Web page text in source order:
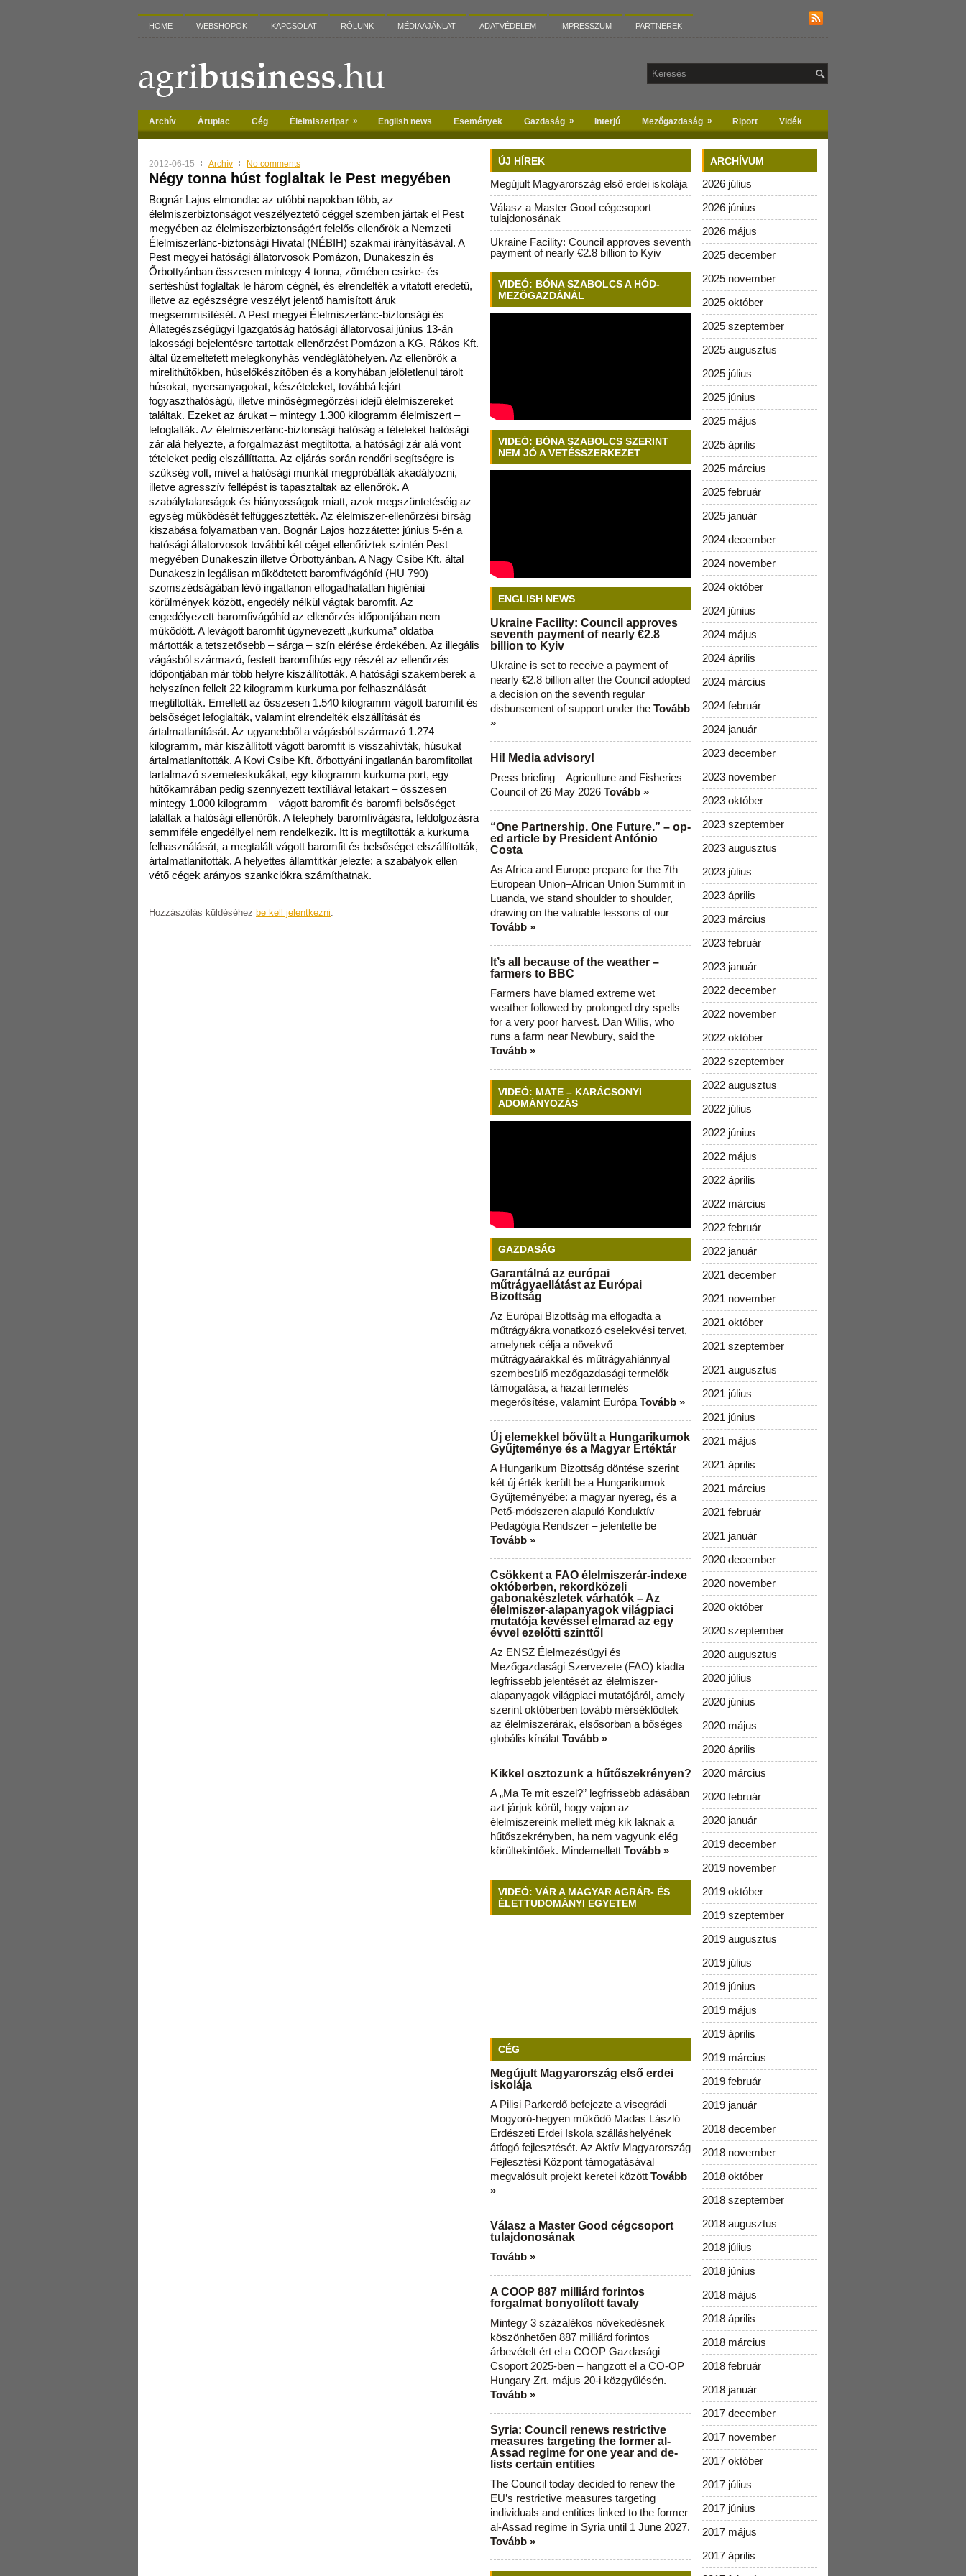
HOME WEBSHOPOK KAPCSOLAT RÓLUNK MÉDIAAJÁNLAT ADATVÉDELEM IMPRESSZUM PARTNEREK
Archív Árupiac Cég Élelmiszeripar » English news Események Gazdaság » Interjú Mezőgazdaság » Riport Vidék
2012-06-15 Archív No comments
Négy tonna húst foglaltak le Pest megyében
Bognár Lajos elmondta: az utóbbi napokban több, az
élelmiszerbiztonságot veszélyeztető céggel szemben jártak el Pest
megyében az élelmiszerbiztonságért felelős ellenőrök a Nemzeti
Élelmiszerlánc-biztonsági Hivatal (NÉBIH) szakmai irányításával. A
Pest megyei hatósági állatorvosok Pomázon, Dunakeszin és
Őrbottyánban összesen mintegy 4 tonna, zömében csirke- és
sertéshúst foglaltak le három cégnél, és elrendelték a vitatott eredetű,
illetve az egészségre veszélyt jelentő hamisított áruk
megsemmisítését. A Pest megyei Élelmiszerlánc-biztonsági és
Állategészségügyi Igazgatóság hatósági állatorvosai június 13-án
lakossági bejelentésre tartottak ellenőrzést Pomázon a KG. Rákos Kft.
által üzemeltetett melegkonyhás vendéglátóhelyen. Az ellenőrök a
mirelithűtőkben, húselőkészítőben és a konyhában jelöletlenül tárolt
húsokat, nyersanyagokat, készételeket, továbbá lejárt
fogyaszthatóságú, illetve minőségmegőrzési idejű élelmiszereket
találtak. Ezeket az árukat – mintegy 1.300 kilogramm élelmiszert –
lefoglalták. Az élelmiszerlánc-biztonsági hatóság a tételeket hatósági
zár alá helyezte, a forgalmazást megtiltotta, a hatósági zár alá vont
tételeket pedig elszállíttatta. Az eljárás során rendőri segítségre is
szükség volt, mivel a hatósági munkát megpróbálták akadályozni,
illetve agresszív fellépést is tapasztaltak az ellenőrök. A
szabálytalanságok és hiányosságok miatt, azok megszüntetéséig az
egység működését felfüggesztették. Az élelmiszer-ellenőrzési bírság
kiszabása folyamatban van. Bognár Lajos hozzátette: június 5-én a
hatósági állatorvosok további két céget ellenőriztek szintén Pest
megyében Dunakeszin illetve Őrbottyánban. A Nagy Csibe Kft. által
Dunakeszin legálisan működtetett baromfivágóhíd (HU 790)
szomszédságában lévő ingatlanon elfogadhatatlan higiéniai
körülmények között, engedély nélkül vágtak baromfit. Az
engedélyezett baromfivágóhíd az ellenőrzés időpontjában nem
működött. A levágott baromfit úgynevezett „kurkuma” oldatba
mártották a tetszetősebb – sárga – szín elérése érdekében. Az illegális
vágásból származó, festett baromfihús egy részét az ellenőrzés
időpontjában már több helyre kiszállították. A hatósági szakemberek a
helyszínen fellelt 22 kilogramm kurkuma por felhasználását
megtiltották. Emellett az összesen 1.540 kilogramm vágott baromfit és
belsőséget lefoglalták, valamint elrendelték elszállítását és
ártalmatlanítását. Az ugyanebből a vágásból származó 1.274
kilogramm, már kiszállított vágott baromfit is visszahívták, húsukat
ártalmatlanították. A Kovi Csibe Kft. őrbottyáni ingatlanán baromfitollat
tartalmazó szemeteskukákat, egy kilogramm kurkuma port, egy
hűtőkamrában pedig szennyezett textíliával letakart – összesen
mintegy 1.000 kilogramm – vágott baromfit és baromfi belsőséget
találtak a hatósági ellenőrök. A telephely baromfivágásra, feldolgozásra
semmiféle engedéllyel nem rendelkezik. Itt is megtiltották a kurkuma
felhasználását, a megtalált vágott baromfit és belsőséget elszállították,
ártalmatlanították. A helyettes államtitkár jelezte: a szabályok ellen
vétő cégek arányos szankciókra számíthatnak.
Hozzászólás küldéséhez be kell jelentkezni.
ÚJ HÍREK
Megújult Magyarország első erdei iskolája
Válasz a Master Good cégcsoport
tulajdonosának
Ukraine Facility: Council approves seventh
payment of nearly €2.8 billion to Kyiv
VIDEÓ: BÓNA SZABOLCS A HÓD-
MEZŐGAZDÁNÁL
VIDEÓ: BÓNA SZABOLCS SZERINT
NEM JÓ A VETÉSSZERKEZET
ENGLISH NEWS
Ukraine Facility: Council approves
seventh payment of nearly €2.8
billion to Kyiv
Ukraine is set to receive a payment of
nearly €2.8 billion after the Council adopted
a decision on the seventh regular
disbursement of support under the Tovább
»
Hi! Media advisory!
Press briefing – Agriculture and Fisheries
Council of 26 May 2026 Tovább »
“One Partnership. One Future.” – op-
ed article by President António
Costa
As Africa and Europe prepare for the 7th
European Union–African Union Summit in
Luanda, we stand shoulder to shoulder,
drawing on the valuable lessons of our
Tovább »
It’s all because of the weather –
farmers to BBC
Farmers have blamed extreme wet
weather followed by prolonged dry spells
for a very poor harvest. Dan Willis, who
runs a farm near Newbury, said the
Tovább »
VIDEÓ: MATE – KARÁCSONYI
ADOMÁNYOZÁS
GAZDASÁG
Garantálná az európai
műtrágyaellátást az Európai
Bizottság
Az Európai Bizottság ma elfogadta a
műtrágyákra vonatkozó cselekvési tervet,
amelynek célja a növekvő
műtrágyaárakkal és műtrágyahiánnyal
szembesülő mezőgazdasági termelők
támogatása, a hazai termelés
megerősítése, valamint Európa Tovább »
Új elemekkel bővült a Hungarikumok
Gyűjteménye és a Magyar Értéktár
A Hungarikum Bizottság döntése szerint
két új érték került be a Hungarikumok
Gyűjteményébe: a magyar nyereg, és a
Pető-módszeren alapuló Konduktív
Pedagógia Rendszer – jelentette be
Tovább »
Csökkent a FAO élelmiszerár-indexe
októberben, rekordközeli
gabonakészletek várhatók – Az
élelmiszer-alapanyagok világpiaci
mutatója kevéssel elmarad az egy
évvel ezelőtti szinttől
Az ENSZ Élelmezésügyi és
Mezőgazdasági Szervezete (FAO) kiadta
legfrissebb jelentését az élelmiszer-
alapanyagok világpiaci mutatójáról, amely
szerint októberben tovább mérséklődtek
az élelmiszerárak, elsősorban a bőséges
globális kínálat Tovább »
Kikkel osztozunk a hűtőszekrényen?
A „Ma Te mit eszel?” legfrissebb adásában
azt járjuk körül, hogy vajon az
élelmiszereink mellett még kik laknak a
hűtőszekrényben, ha nem vagyunk elég
körültekintőek. Mindemellett Tovább »
VIDEÓ: VÁR A MAGYAR AGRÁR- ÉS
ÉLETTUDOMÁNYI EGYETEM
CÉG
Megújult Magyarország első erdei
iskolája
A Pilisi Parkerdő befejezte a visegrádi
Mogyoró-hegyen működő Madas László
Erdészeti Erdei Iskola szálláshelyének
átfogó fejlesztését. Az Aktív Magyarország
Fejlesztési Központ támogatásával
megvalósult projekt keretei között Tovább
»
Válasz a Master Good cégcsoport
tulajdonosának
Tovább »
A COOP 887 milliárd forintos
forgalmat bonyolított tavaly
Mintegy 3 százalékos növekedésnek
köszönhetően 887 milliárd forintos
árbevételt ért el a COOP Gazdasági
Csoport 2025-ben – hangzott el a CO-OP
Hungary Zrt. május 20-i közgyűlésén.
Tovább »
Syria: Council renews restrictive
measures targeting the former al-
Assad regime for one year and de-
lists certain entities
The Council today decided to renew the
EU’s restrictive measures targeting
individuals and entities linked to the former
al-Assad regime in Syria until 1 June 2027.
Tovább »
ARCHÍVUM
2026 július
2026 június
2026 május
2025 december
2025 november
2025 október
2025 szeptember
2025 augusztus
2025 július
2025 június
2025 május
2025 április
2025 március
2025 február
2025 január
2024 december
2024 november
2024 október
2024 június
2024 május
2024 április
2024 március
2024 február
2024 január
2023 december
2023 november
2023 október
2023 szeptember
2023 augusztus
2023 július
2023 április
2023 március
2023 február
2023 január
2022 december
2022 november
2022 október
2022 szeptember
2022 augusztus
2022 július
2022 június
2022 május
2022 április
2022 március
2022 február
2022 január
2021 december
2021 november
2021 október
2021 szeptember
2021 augusztus
2021 július
2021 június
2021 május
2021 április
2021 március
2021 február
2021 január
2020 december
2020 november
2020 október
2020 szeptember
2020 augusztus
2020 július
2020 június
2020 május
2020 április
2020 március
2020 február
2020 január
2019 december
2019 november
2019 október
2019 szeptember
2019 augusztus
2019 július
2019 június
2019 május
2019 április
2019 március
2019 február
2019 január
2018 december
2018 november
2018 október
2018 szeptember
2018 augusztus
2018 július
2018 június
2018 május
2018 április
2018 március
2018 február
2018 január
2017 december
2017 november
2017 október
2017 július
2017 június
2017 május
2017 április